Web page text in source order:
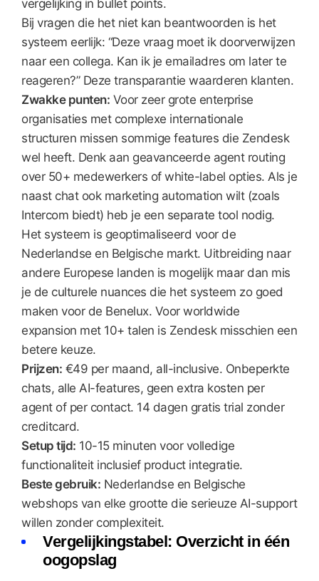
vergelijking in bullet points.
Bij vragen die het niet kan beantwoorden is het
systeem eerlijk: “Deze vraag moet ik doorverwijzen
naar een collega. Kan ik je emailadres om later te
reageren?” Deze transparantie waarderen klanten.
Zwakke punten: Voor zeer grote enterprise
organisaties met complexe internationale
structuren missen sommige features die Zendesk
wel heeft. Denk aan geavanceerde agent routing
over 50+ medewerkers of white-label opties. Als je
naast chat ook marketing automation wilt (zoals
Intercom biedt) heb je een separate tool nodig.
Het systeem is geoptimaliseerd voor de
Nederlandse en Belgische markt. Uitbreiding naar
andere Europese landen is mogelijk maar dan mis
je de culturele nuances die het systeem zo goed
maken voor de Benelux. Voor worldwide
expansion met 10+ talen is Zendesk misschien een
betere keuze.
Prijzen: €49 per maand, all-inclusive. Onbeperkte
chats, alle AI-features, geen extra kosten per
agent of per contact. 14 dagen gratis trial zonder
creditcard.
Setup tijd: 10-15 minuten voor volledige
functionaliteit inclusief product integratie.
Beste gebruik: Nederlandse en Belgische
webshops van elke grootte die serieuze AI-support
willen zonder complexiteit.
Vergelijkingstabel: Overzicht in één
oogopslag